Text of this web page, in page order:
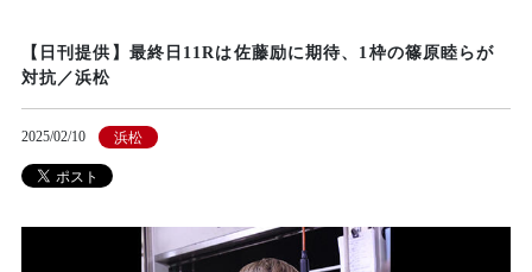
【日刊提供】最終日11Rは佐藤励に期待、1枠の篠原睦らが
対抗／浜松
2025/02/10 浜松